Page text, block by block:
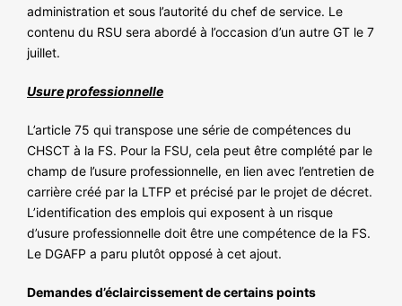
administration et sous l’autorité du chef de service. Le
contenu du RSU sera abordé à l’occasion d’un autre GT le 7
juillet.
Usure professionnelle
L’article 75 qui transpose une série de compétences du
CHSCT à la FS. Pour la FSU, cela peut être complété par le
champ de l’usure professionnelle, en lien avec l’entretien de
carrière créé par la LTFP et précisé par le projet de décret.
L’identification des emplois qui exposent à un risque
d’usure professionnelle doit être une compétence de la FS.
Le DGAFP a paru plutôt opposé à cet ajout.
Demandes d’éclaircissement de certains points